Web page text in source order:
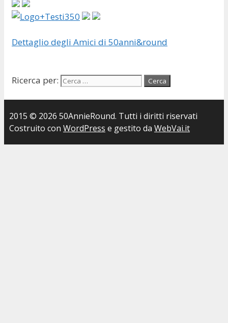
Dettaglio degli Amici di 50anni&round
Ricerca per:
2015 © 2026 50AnnieRound. Tutti i diritti riservati
Costruito con WordPress e gestito da WebVai.it